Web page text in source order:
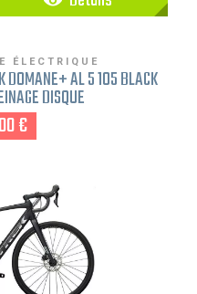
ÉLECTRIQUE
DOMANE+ AL 5 105 BLACK
DISQUE
€